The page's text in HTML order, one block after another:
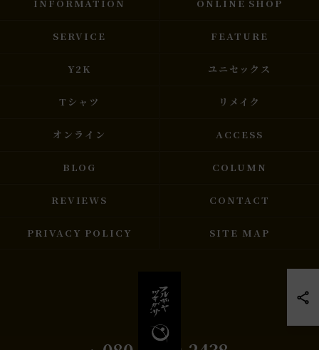
INFORMATION ONLINE SHOP
SERVICE FEATURE
Y2K ユニセックス
Tシャツ リメイク
オンライン ACCESS
BLOG COLUMN
REVIEWS CONTACT
PRIVACY POLICY SITE MAP